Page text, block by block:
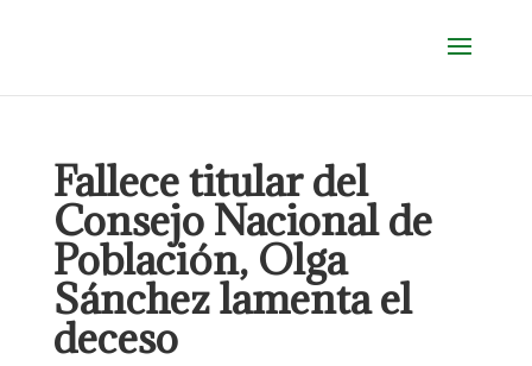
Fallece titular del
Consejo Nacional de
Población, Olga
Sánchez lamenta el
deceso